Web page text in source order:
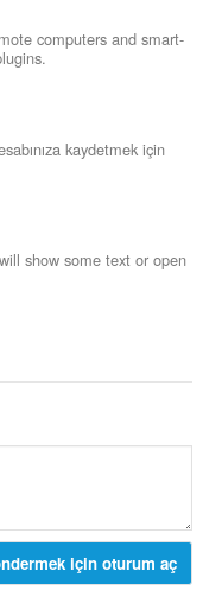
computers and smart-
kaydetmek için
show some text or open
için oturum aç